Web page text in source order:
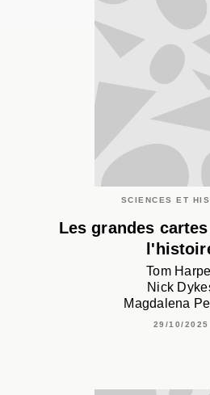
SCIENCES ET
Les grandes
Tom
Nick
Magdalena
29/10/2025